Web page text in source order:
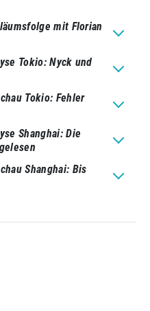
mit Florian
Tokio: Nyck und
Tokio: Fehler
Shanghai: Die
Shanghai: Bis